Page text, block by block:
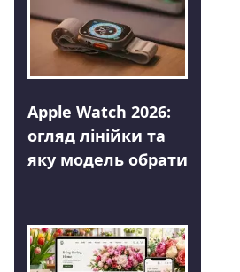
Apple Watch 2026:
огляд лінійки та
яку модель обрати